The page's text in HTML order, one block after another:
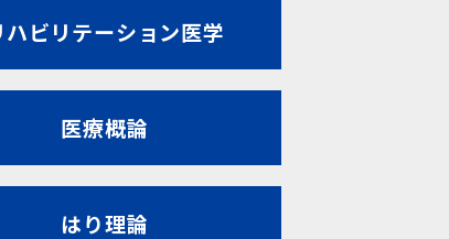
ハビリテーション医学
医療概論
はり理論